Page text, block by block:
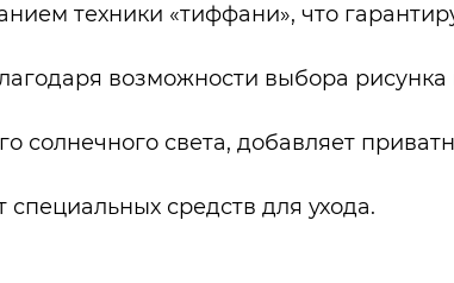
техники «тиффани», что
возможности выбора рисунка
солнечного света, добавляет
специальных средств для ухода.